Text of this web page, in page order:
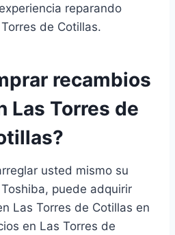
reparando
de Cotillas.
recambios
Las Torres de
usted mismo su
puede adquirir
Las Torres de Cotillas en
en Las Torres de